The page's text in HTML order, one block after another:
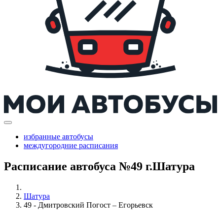
избранные автобусы
междугородние расписания
Расписание автобуса №49 г.Шатура
Шатура
49 - Дмитровский Погост – Егорьевск